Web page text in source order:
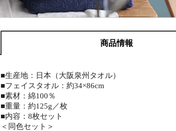
商品情報
■生産地：日本（大阪泉州タオル）
■フェイスタオル：約34×86cm
■素材：綿100％
■重量：約125g／枚
■内容：8枚セット
＜同色セット＞